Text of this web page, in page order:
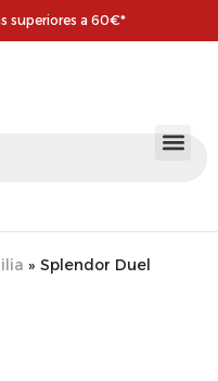
superiores a 60€*
» Splendor Duel